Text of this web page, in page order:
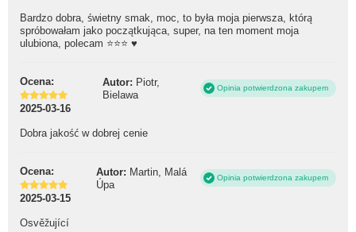
Bardzo dobra, świetny smak, moc, to była moja pierwsza, którą
spróbowałam jako początkująca, super, na ten moment moja
ulubiona, polecam ⭐️⭐️⭐️ ♥️
Ocena: Autor: Piotr,
Bielawa
Opinia potwierdzona zakupem
2025-03-16
Dobra jakość w dobrej cenie
Ocena: Autor: Martin, Malá
Úpa
Opinia potwierdzona zakupem
2025-03-15
Osvěžující